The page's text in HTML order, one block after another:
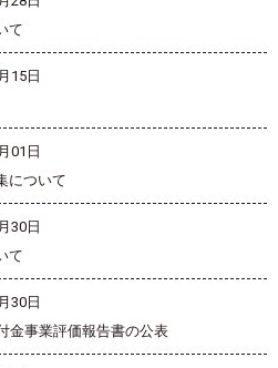
て
15日
01日
について
30日
て
30日
金事業評価報告書の公表